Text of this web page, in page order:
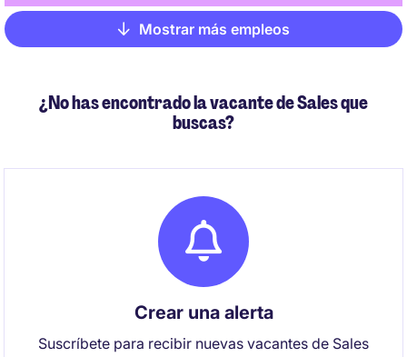
Pagination
Mostrar más empleos
¿No has encontrado la vacante de Sales que
buscas?
Crear una alerta
Suscríbete para recibir nuevas vacantes de Sales